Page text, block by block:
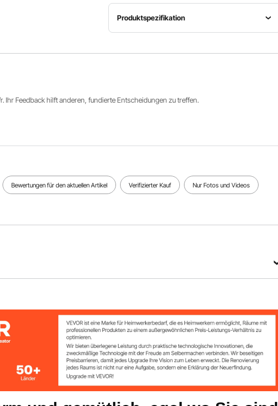
Produktspezifikation
12 & 24 V /
0,16–0,62
Kraftstofftankvolumen
LCD +
Alle Spezifikationen anzeigen
Ihr Feedback hilft anderen, fundierte Entscheidungen zu treffen.
Bewertungen für den aktuellen Artikel Verifizierter Kauf Nur Fotos und Videos
0,16–0,62 L/Std.
2,6 Gal / 10 L